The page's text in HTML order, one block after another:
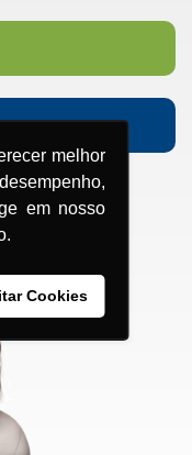
melhor
em nosso
Cookies